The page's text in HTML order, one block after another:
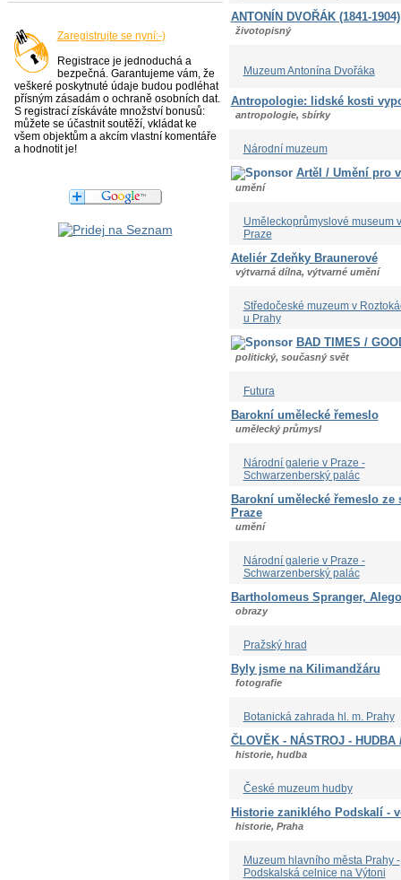
ANTONÍN DVOŘÁK (1841-1904)
životopisný
Muzeum Antonína Dvořáka
Antropologie: lidské kosti
antropologie, sbírky
Národní muzeum
Artěl / Umění pro
umění
Uměleckoprůmyslové museum v
Praze
Ateliér Zdeňky Braunerové
výtvarná dílna, výtvarné umění
Středočeské muzeum v
u Prahy
BAD TIMES /
politický, současný svět
Futura
Barokní umělecké řemeslo
umělecký průmysl
Národní galerie v Praze -
Schwarzenberský palác
Barokní umělecké řemeslo
Praze
umění
Národní galerie v Praze -
Schwarzenberský palác
Bartholomeus Spranger,
obrazy
Pražský hrad
Byly jsme na Kilimandžáru
fotografie
Botanická zahrada hl. m. Prahy
ČLOVĚK - NÁSTROJ -
historie, hudba
České muzeum hudby
Historie zaniklého Podskalí -
historie, Praha
Muzeum hlavního města Prahy -
Podskalská celnice na Výtoni
Zaregistrujte se nyní:-)
Registrace je jednoduchá a
bezpečná. Garantujeme vám, že
veškeré poskytnuté údaje budou podléhat
přísným zásadám o ochraně osobních dat.
S registrací získáváte množství bonusů:
můžete se účastnit soutěží, vkládat ke
všem objektům a akcím vlastní komentáře
a hodnotit je!